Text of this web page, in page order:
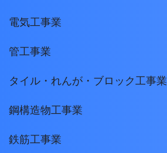
電気工事業
管工事業
タイル・れんが・ブロック工事業
鋼構造物工事業
鉄筋工事業